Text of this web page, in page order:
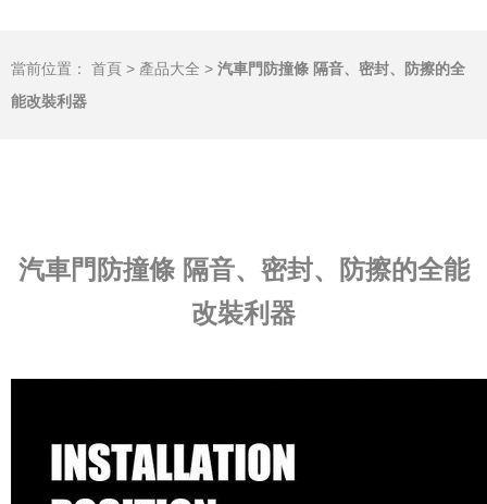
當前位置： 首頁 > 產品大全 > 汽車門防撞條 隔音、密封、防擦的全
能改裝利器
汽車門防撞條 隔音、密封、防擦的全能
改裝利器